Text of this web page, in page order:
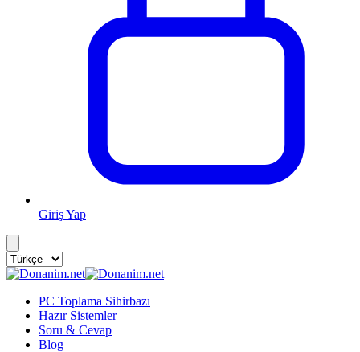
Giriş Yap
PC Toplama Sihirbazı
Hazır Sistemler
Soru & Cevap
Blog